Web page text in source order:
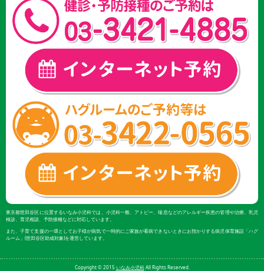
東京都世田谷区に位置するいなみ小児科では、小児科一般、アトピー、喘息などのアレルギー疾患の管理や治療、乳児
検診、育児相談、予防接種などに対応しています。
また、子育て支援の一環としてお子様が病気で一時的にご家族が看病できないときにお預かりする病児保育施設「ハグ
ルーム」(世田谷区助成対象)を運営しています。
Copyright © 2015 いなみ小児科All Rights Reserved.